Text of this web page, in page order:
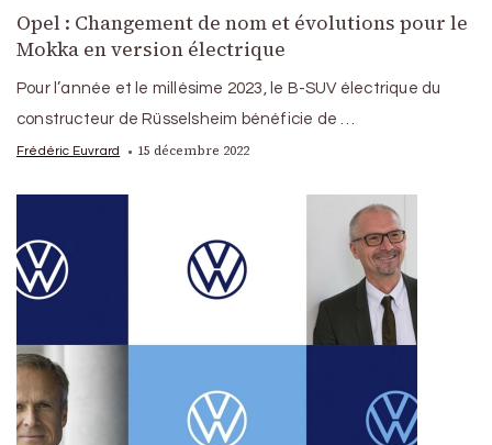
Opel : Changement de nom et évolutions pour le
Mokka en version électrique
Pour l’année et le millésime 2023, le B-SUV électrique du
constructeur de Rüsselsheim bénéficie de …
Frédéric Euvrard 15 décembre 2022